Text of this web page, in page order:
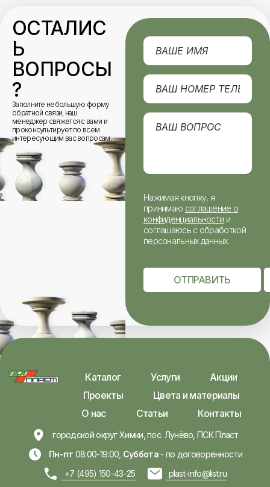
ОСТАЛИС
Ь
ВОПРОСЫ
?
Заполните небольшую форму
обратной связи, наш
менеджер свяжется с вами и
проконсультирует по всем
интересующим вас вопросам.
Нажимая кнопку, я
принимаю соглашение о
конфиденциальности и
соглашаюсь с обработкой
персональных данных.
ОТПРАВИТЬ
Каталог Услуги
Акции
Проекты
Цвета и материалы
О нас
Статьи Контакты
городской округ Химки, пос. Лунёво, ПСК Пласт
Пн-пт 08:00-19:00, Суббота- по договоренности
+7 (495) 150-43-25
plast-info@list.ru